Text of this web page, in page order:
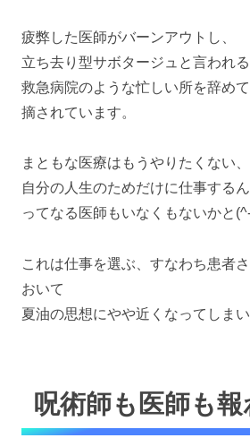
疲弊した医師がバーンアウトし、
立ち去り型サボタージュと言われ
救急病院のような忙しい所を辞め
摘されています。
まともな医療はもうやりたくない、
自分の人生のためだけに仕事する
ってなる医師もいなくもないかと
これは仕事を選ぶ、すなわち患者
おいて
夏油の思想にやや近くなってしまい
呪術師も医師も